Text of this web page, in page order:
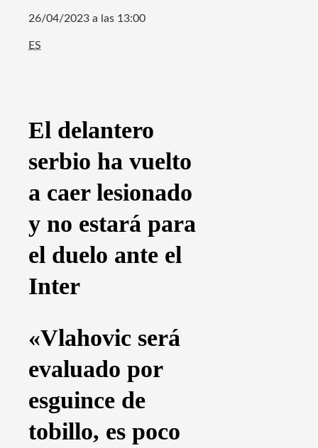
26/04/2023 a las 13:00
ES
El delantero
serbio ha vuelto
a caer lesionado
y no estará para
el duelo ante el
Inter
«Vlahovic será
evaluado por
esguince de
tobillo, es poco